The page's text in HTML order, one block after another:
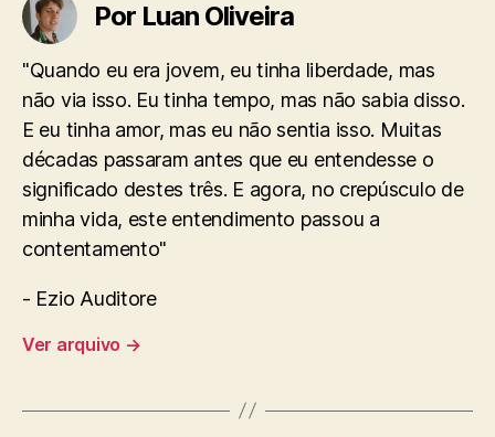
Por Luan Oliveira
"Quando eu era jovem, eu tinha liberdade, mas
não via isso. Eu tinha tempo, mas não sabia disso.
E eu tinha amor, mas eu não sentia isso. Muitas
décadas passaram antes que eu entendesse o
significado destes três. E agora, no crepúsculo de
minha vida, este entendimento passou a
contentamento"
- Ezio Auditore
Ver arquivo →